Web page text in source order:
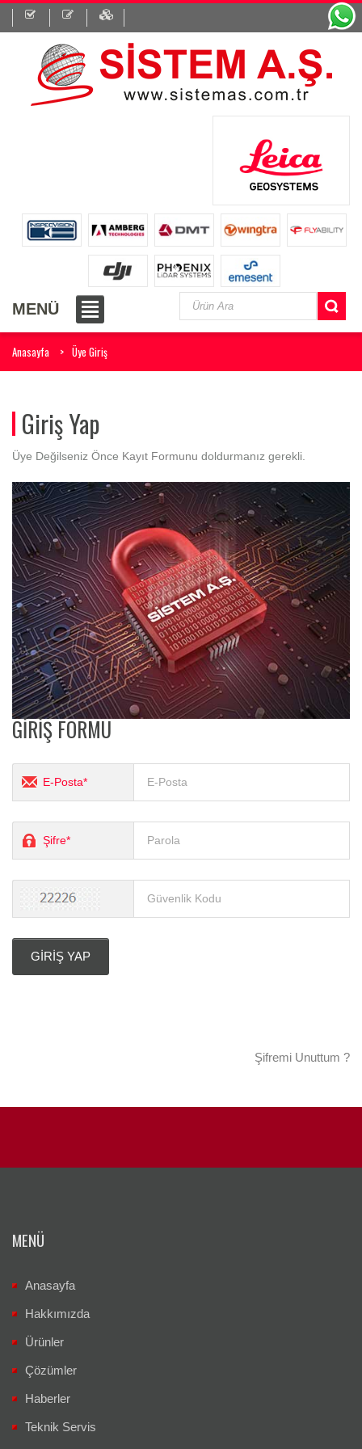
MENÜ
Anasayfa Üye Giriş
Giriş Yap
Üye Değilseniz Önce Kayıt Formunu doldurmanız gerekli.
GİRİŞ FORMU
E-Posta*
Şifre*
Şifremi Unuttum ?
MENÜ
Anasayfa
Hakkımızda
Ürünler
Çözümler
Haberler
Teknik Servis